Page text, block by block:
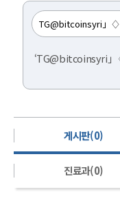
‘TG@bitcoinsyri」
게시판(0)
진료과(0)